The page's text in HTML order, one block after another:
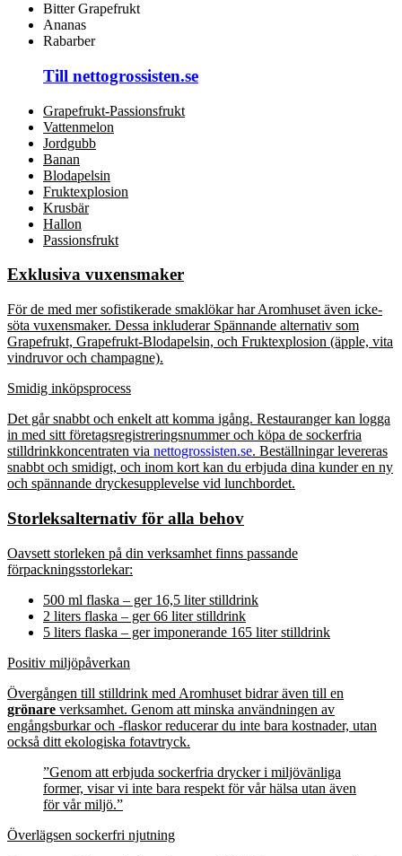
Bitter Grapefrukt
Ananas
Rabarber
Till nettogrossisten.se
Grapefrukt-Passionsfrukt
Vattenmelon
Jordgubb
Banan
Blodapelsin
Fruktexplosion
Krusbär
Hallon
Passionsfrukt
Exklusiva vuxensmaker
För de med mer sofistikerade smaklökar har Aromhuset även icke-
söta vuxensmaker. Dessa inkluderar Spännande alternativ som
Grapefrukt, Grapefrukt-Blodapelsin, och Fruktexplosion (äpple, vita
vindruvor och champagne).
Smidig inköpsprocess
Det går snabbt och enkelt att komma igång. Restauranger kan logga
in med sitt företagsregistreringsnummer och köpa de sockerfria
stilldrinkkoncentraten via nettogrossisten.se. Beställningar levereras
snabbt och smidigt, och inom kort kan du erbjuda dina kunder en ny
och spännande dryckesupplevelse vid lunchbordet.
Storleksalternativ för alla behov
Oavsett storleken på din verksamhet finns passande
förpackningsstorlekar:
500 ml flaska – ger 16,5 liter stilldrink
2 liters flaska – ger 66 liter stilldrink
5 liters flaska – ger imponerande 165 liter stilldrink
Positiv miljöpåverkan
Övergången till stilldrink med Aromhuset bidrar även till en
grönare verksamhet. Genom att minska användningen av
engångsburkar och -flaskor reducerar du inte bara kostnader, utan
också ditt ekologiska fotavtryck.
”Genom att erbjuda sockerfria drycker i miljövänliga
former, visar vi inte bara respekt för vår hälsa utan även
för vår miljö.”
Överlägsen sockerfri njutning